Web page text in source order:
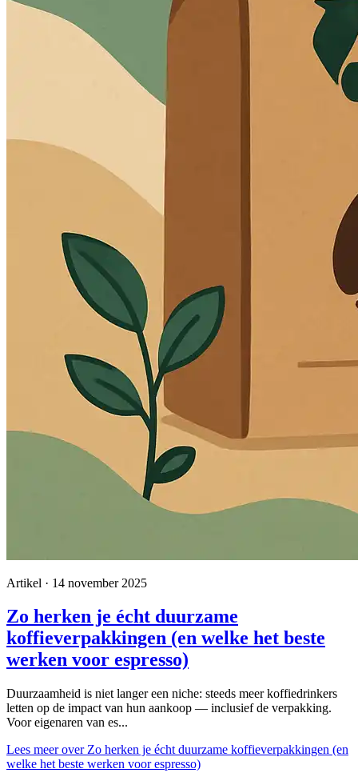
Artikel · 14 november 2025
Zo herken je écht duurzame
koffieverpakkingen (en welke het beste
werken voor espresso)
Duurzaamheid is niet langer een niche: steeds meer koffiedrinkers
letten op de impact van hun aankoop — inclusief de verpakking.
Voor eigenaren van es...
Lees meerover Zo herken je écht duurzame koffieverpakkingen (en
welke het beste werken voor espresso)